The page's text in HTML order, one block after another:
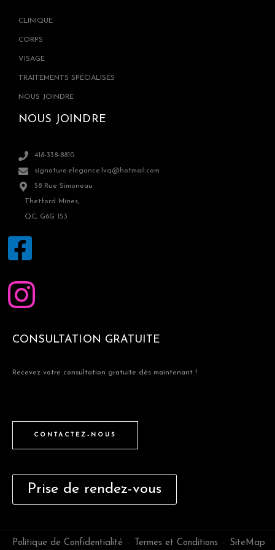
CLINIQUE
CORPS
VISAGE
TRAITEMENTS SPÉCIALISÉS
NOUS JOINDRE
NOUS JOINDRE
418-338-8810
signature.elegance.lvq@hotmail.com
58 Rue Simoneau
Thetford Mines,
QC, G6G 1S3
CONSULTATION GRATUITE
Recevez votre consultation gratuite dès maintenant !
CONTACTEZ-NOUS
Prise de rendez-vous
Politique de Confidentialité – Termes et Conditions – SiteMap